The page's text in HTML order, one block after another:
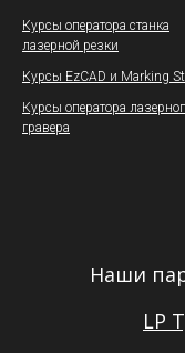
Курсы оператора станка
лазерной резки
Курсы EzCAD и Marking
Курсы оператора
гравера
Наши
LP